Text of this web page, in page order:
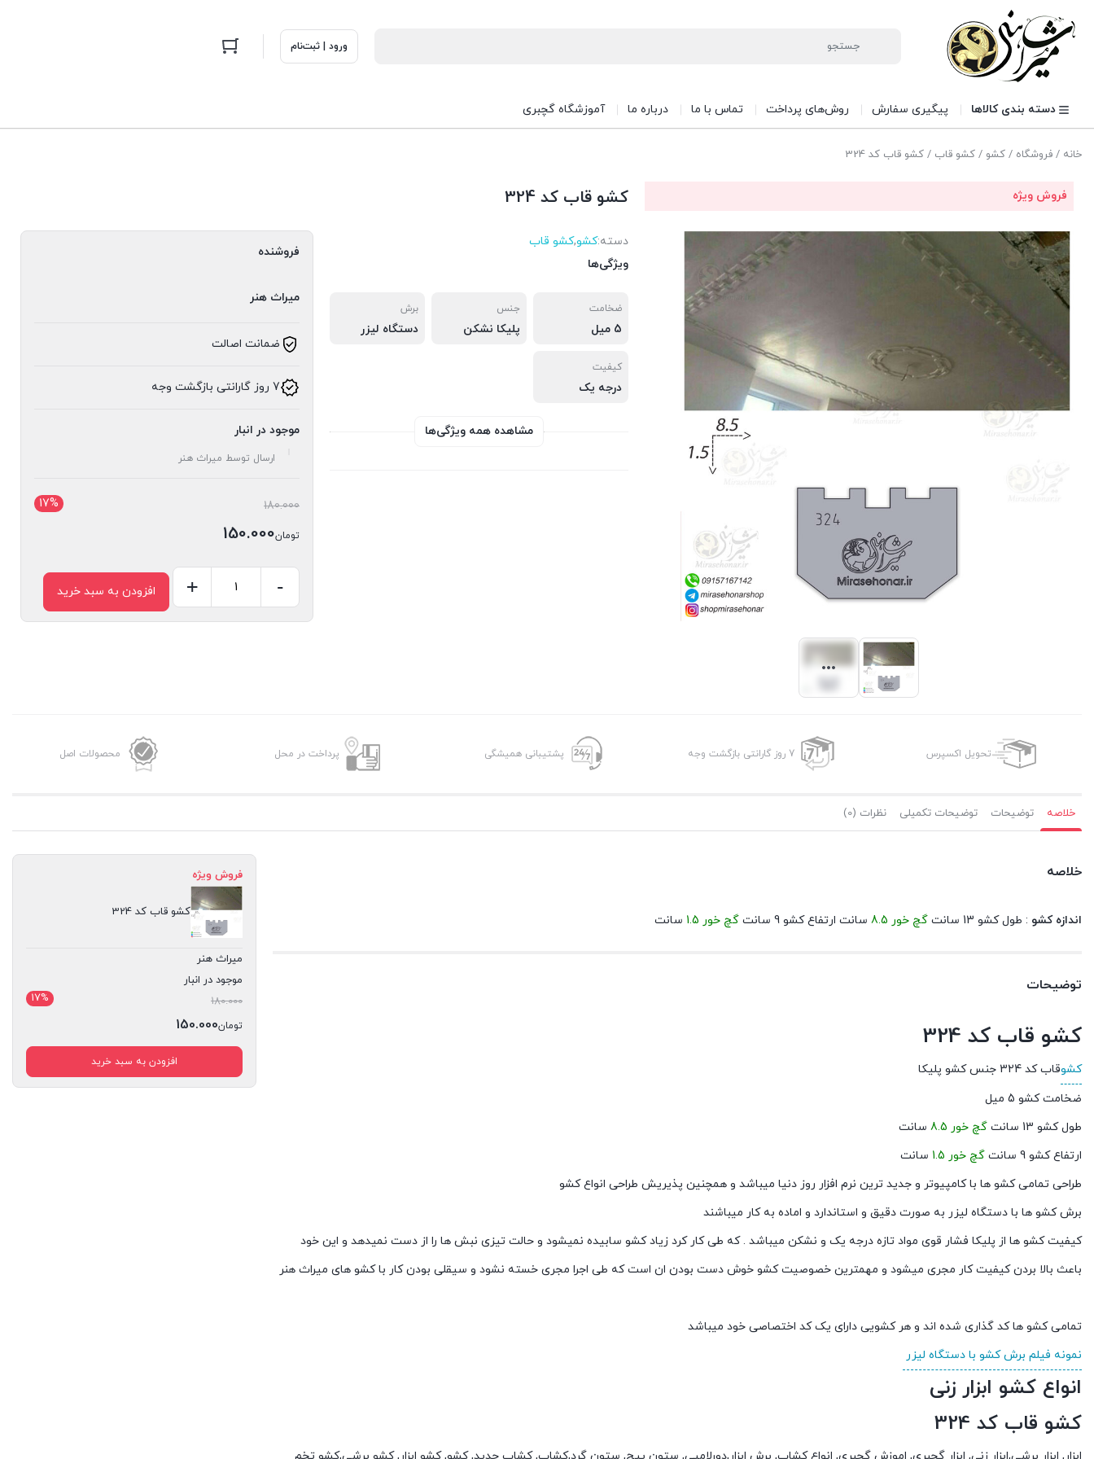
ورود | ثبت‌نام
دسته بندی کالاها پیگیری سفارش روش‌های پرداخت تماس با ما درباره ما آموزشگاه گچبری
خانه / فروشگاه / کشو / کشو قاب / کشو قاب کد 324
فروش ویژه کشو قاب کد 324
دسته:کشو,کشو قاب
ویژگی‌ها
ضخامت
5 میل
جنس
پلیکا نشکن
برش
دستگاه لیزر
کیفیت
درجه یک
مشاهده همه ویژگی‌ها
فروشنده
میراث هنر
ضمانت اصالت
7 روز گارانتی بازگشت وجه
موجود در انبار
ارسال توسط میراث هنر
17% 180.000قیمت
اصلی:
تومان150.000
فعلی:
تومان150.000.
قاب
-
+ افزودن به سبد خرید
تحویل اکسپرس 7 روز گارانتی بازگشت وجه پشتیبانی همیشگی پرداخت در محل محصولات اصل
خلاصه توضیحات توضیحات تکمیلی نظرات (0)
خلاصه
اندازه کشو : طول کشو 13 سانت گچ خور 8.5 سانت ارتفاع کشو 9 سانت گچ خور 1.5 سانت
توضیحات
کشو قاب کد 324
کشوقاب کد 324 جنس کشو پلیکا
ضخامت کشو 5 میل
طول کشو 13 سانت
گچ خور 8.5
سانت
ارتفاع کشو 9 سانت
گچ خور 1.5
سانت
طراحی تمامی کشو ها با کامپیوتر و جدید ترین نرم افزار روز دنیا میباشد و همچنین پذیریش طراحی انواع کشو
برش کشو ها با دستگاه لیزر به صورت دقیق و استاندارد و اماده به کار میباشند
کیفیت کشو ها از پلیکا فشار قوی مواد تازه درجه یک و نشکن میباشد . که طی کار کرد زیاد کشو سابیده نمیشود و حالت تیزی نبش ها را از دست نمیدهد و این خود
باعث بالا بردن کیفیت کار مجری میشود و مهمترین خصوصیت کشو خوش دست بودن ان است که طی اجرا مجری خسته نشود و سیقلی بودن کار با کشو های میراث هنر
تمامی کشو ها کد گذاری شده اند و هر کشویی دارای یک کد اختصاصی خود میباشد
نمونه فیلم برش کشو با دستگاه لیزر
انواع کشو ابزار زنی
کشو قاب کد 324
ابزار, ابزار برشی,ابزار زنی, ابزار گچبری, اموزش گچبری, انواع کشاب, برش ابزار,دورلامپی, ستون پیچ, ستون گرد,کشاب, کشاب جدید, کشو, کشو ابزار, کشو برشی,کشو تخم
فروش ویژه
کشو قاب کد 324
میراث هنر
موجود در انبار
17%
180.000قیمت
اصلی: تومان150.000
قیمت
فعلی:
تومان150.000.
افزودن به سبد خرید